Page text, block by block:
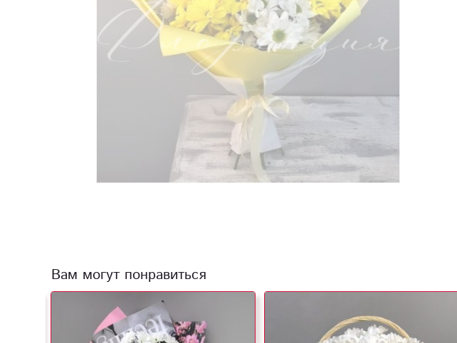
Вам могут понравиться